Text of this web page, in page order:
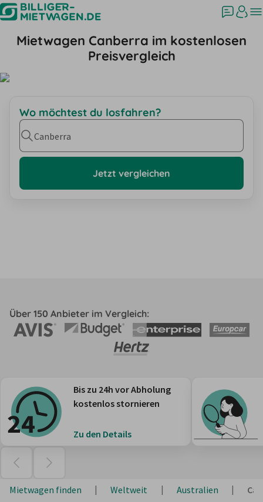
Mietwagen Canberra im kostenlosen
Preisvergleich
Wo möchtest du losfahren?
Canberra
Jetzt vergleichen
Über 150 Anbieter im Vergleich:
Bis zu 24h vor Abholung
kostenlos stornieren
Zu den Details
Mietwagen finden Weltweit Australien